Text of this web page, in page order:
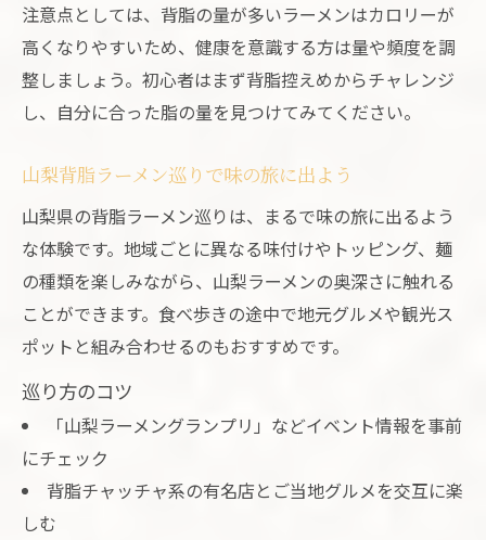
注意点としては、背脂の量が多いラーメンはカロリーが
高くなりやすいため、健康を意識する方は量や頻度を調
整しましょう。初心者はまず背脂控えめからチャレンジ
し、自分に合った脂の量を見つけてみてください。
山梨背脂ラーメン巡りで味の旅に出よう
山梨県の背脂ラーメン巡りは、まるで味の旅に出るよう
な体験です。地域ごとに異なる味付けやトッピング、麺
の種類を楽しみながら、山梨ラーメンの奥深さに触れる
ことができます。食べ歩きの途中で地元グルメや観光ス
ポットと組み合わせるのもおすすめです。
巡り方のコツ
「山梨ラーメングランプリ」などイベント情報を事前
にチェック
背脂チャッチャ系の有名店とご当地グルメを交互に楽
しむ